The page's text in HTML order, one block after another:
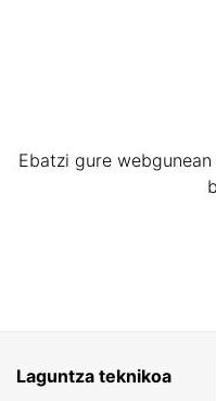
Ebatzi gure
Laguntza teknikoa